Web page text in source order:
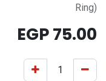
Ring)
75.00